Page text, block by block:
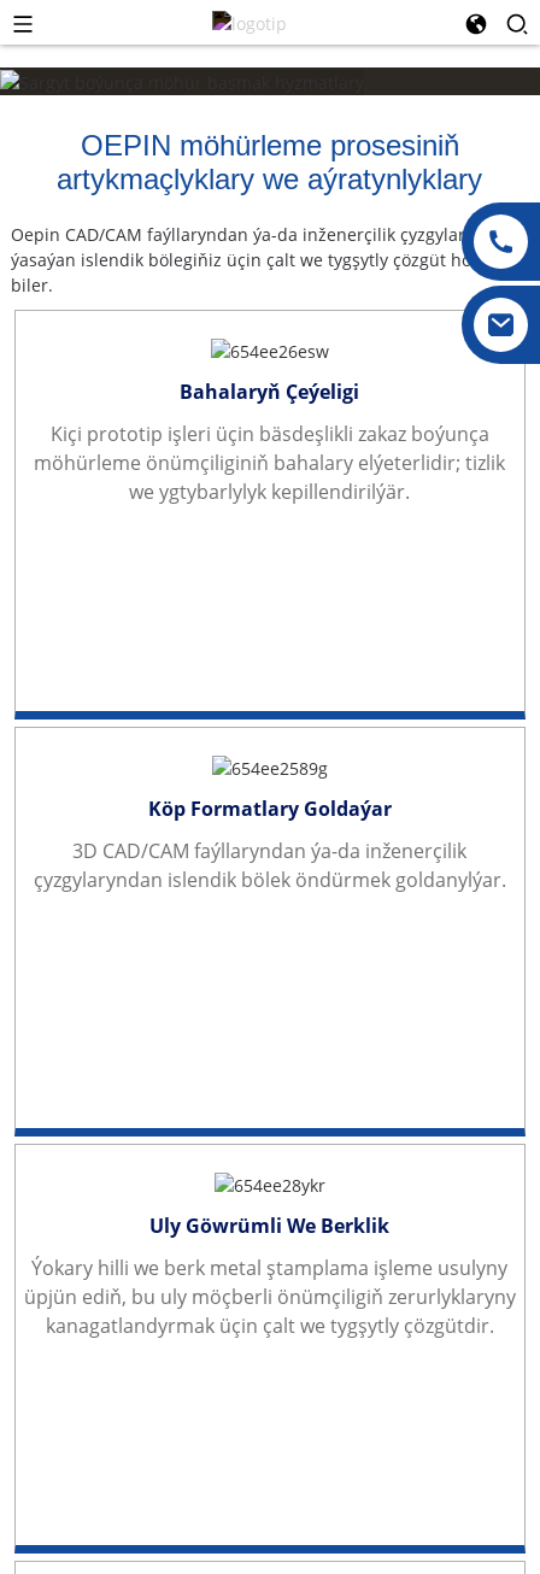
OEPIN möhürleme prosesiniň
artykmaçlyklary we aýratynlyklary
Oepin CAD/CAM faýllaryndan ýa-da inženerçilik çyzgylaryndan
ýasaýan islendik bölegiňiz üçin çalt we tygşytly çözgüt hödürläp
biler.
Bahalaryň Çeýeligi
Kiçi prototip işleri üçin bäsdeşlikli zakaz boýunça
möhürleme önümçiliginiň bahalary elýeterlidir; tizlik
we ygtybarlylyk kepillendirilýär.
Köp Formatlary Goldaýar
3D CAD/CAM faýllaryndan ýa-da inženerçilik
çyzgylaryndan islendik bölek öndürmek goldanylýar.
Uly Göwrümli We Berklik
Ýokary hilli we berk metal ştamplama işleme usulyny
üpjün ediň, bu uly möçberli önümçiligiň zerurlyklaryny
kanagatlandyrmak üçin çalt we tygşytly çözgütdir.